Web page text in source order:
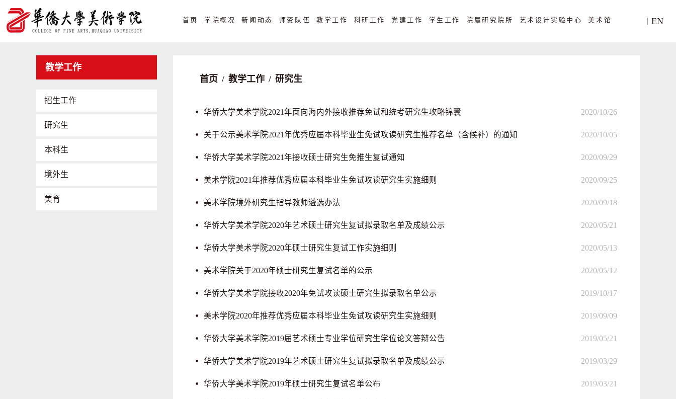
首页 学院概况 新闻动态 师资队伍 教学工作 科研工作 党建工作 学生工作 院属研究院所 艺术设计实验中心 美术馆 EN
教学工作
招生工作
研究生
本科生
境外生
美育
首页 / 教学工作 / 研究生
2020/10/26
华侨大学美术学院2021年面向海内外接收推荐免试和统考研究生攻略锦囊
2020/10/05
关于公示美术学院2021年优秀应届本科毕业生免试攻读研究生推荐名单（含候补）的通知
2020/09/29
华侨大学美术学院2021年接收硕士研究生免推生复试通知
2020/09/25
美术学院2021年推荐优秀应届本科毕业生免试攻读研究生实施细则
2020/09/18
美术学院境外研究生指导教师遴选办法
2020/05/21
华侨大学美术学院2020年艺术硕士研究生复试拟录取名单及成绩公示
2020/05/13
华侨大学美术学院2020年硕士研究生复试工作实施细则
2020/05/12
美术学院关于2020年硕士研究生复试名单的公示
2019/10/17
华侨大学美术学院接收2020年免试攻读硕士研究生拟录取名单公示
2019/09/09
美术学院2020年推荐优秀应届本科毕业生免试攻读研究生实施细则
2019/05/21
华侨大学美术学院2019届艺术硕士专业学位研究生学位论文答辩公告
2019/03/29
华侨大学美术学院2019年艺术硕士研究生复试拟录取名单及成绩公示
2019/03/21
华侨大学美术学院2019年硕士研究生复试名单公布